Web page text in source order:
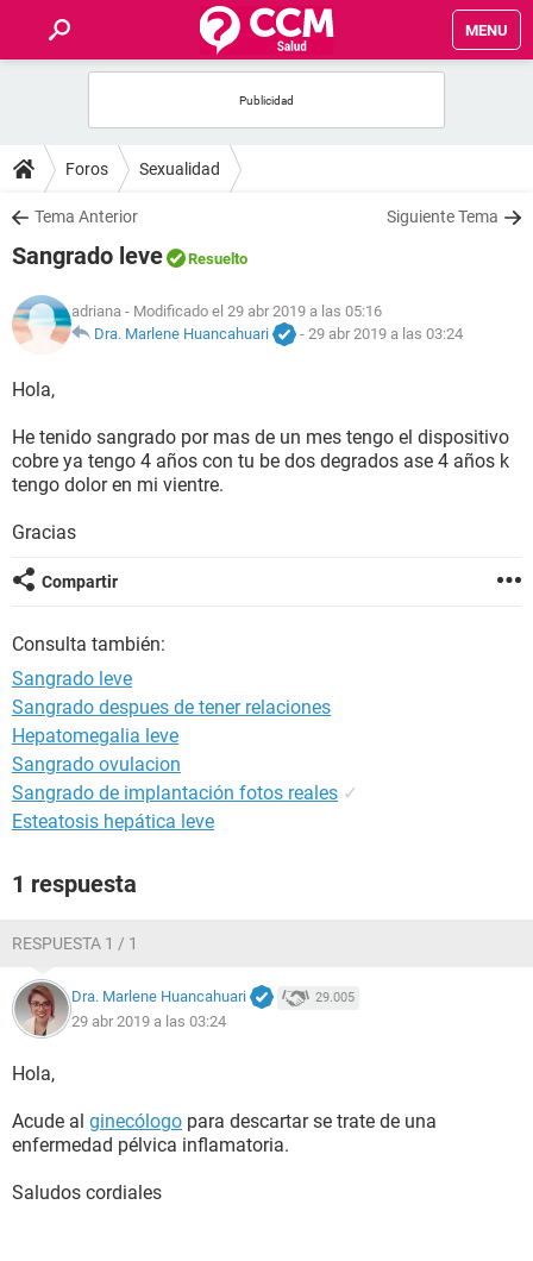
MENU
FOROS
SALUD
FAMILIA
NUTRICIÓN
BIENESTAR
SEXUALIDAD
Foros Sexualidad
Tema Anterior Siguiente Tema
Sangrado leve Resuelto
adriana - Modificado el 29 abr 2019 a las 05:16
Dra. Marlene Huancahuari
- 29 abr 2019 a las 03:24
Hola,
He tenido sangrado por mas de un mes tengo el dispositivo
cobre ya tengo 4 años con tu be dos degrados ase 4 años k
tengo dolor en mi vientre.
Gracias
Compartir
Consulta también:
Sangrado leve
Sangrado despues de tener relaciones
Hepatomegalia leve
Sangrado ovulacion
Sangrado de implantación fotos reales ✓
Esteatosis hepática leve
1 respuesta
RESPUESTA 1 / 1
Dra. Marlene Huancahuari 29.005
29 abr 2019 a las 03:24
Hola,
Acude al ginecólogo para descartar se trate de una
enfermedad pélvica inflamatoria.
Saludos cordiales